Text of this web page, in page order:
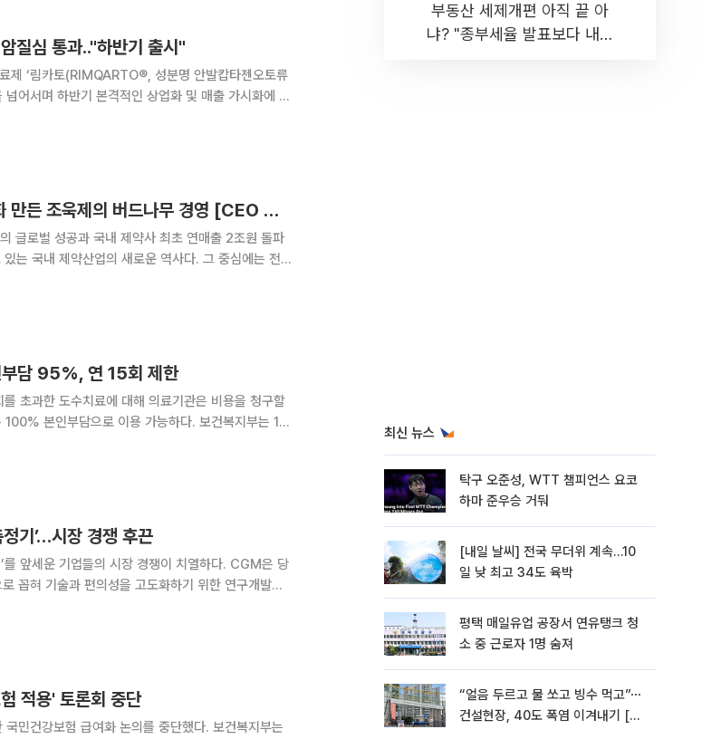
심 통과.."하반기 출시"
‘림카토(RIMQARTO®, 성분명 안발캅타젠오토류
어서며 하반기 본격적인 상업화 및 매출 가시화에 청
의결됐다.
화려함보다 지속성…‘렉라자’ 신화 만든 조욱제의 버드나무 경영 [CEO 탐구생활]
글로벌 성공과 국내 제약사 최초 연매출 2조원 돌파
는 국내 제약산업의 새로운 역사다. 그 중심에는 전문
을 변화시키는
담 95%, 연 15회 제한
초과한 도수치료에 대해 의료기관은 비용을 청구할
부담으로 이용 가능하다. 보건복지부는 1일
시행되는 관리급여
기’…시장 경쟁 후끈
앞세운 기업들의 시장 경쟁이 치열하다. CGM은 당
꼽혀 기술과 편의성을 고도화하기 위한 연구개발이
은 애보트의 ‘프리스
적용' 토론회 중단
보험 급여화 논의를 중단했다. 보건복지부는
부동산 세제개편 아직 끝 아
냐? "종부세율 발표보다 내릴
최신 뉴스
탁구 오준성, WTT 챔피언스 요코
하마 준우승 거둬
[내일 날씨] 전국 무더위 계속…10
일 낮 최고 34도 육박
평택 매일유업 공장서 연유탱크 청
소 중 근로자 1명 숨져
“얼음 두르고 물 쏘고 빙수 먹고”⋯
건설현장, 40도 폭염 이겨내기 [르